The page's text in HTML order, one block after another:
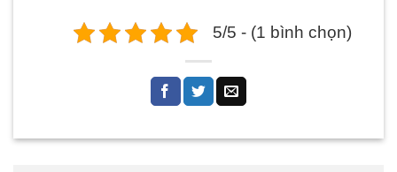
5/5 - (1 bình chọn)